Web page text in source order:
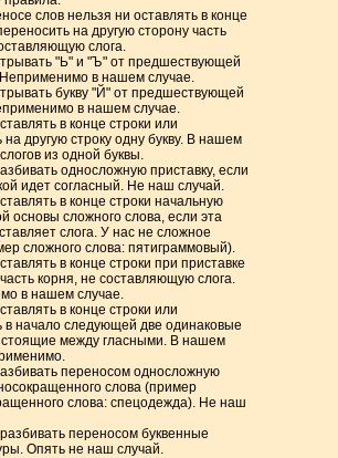
слов нельзя ни оставлять в конце
на другую сторону часть
слога.
"Ь" и "Ъ" от предшествующей
Неприменимо в нашем случае.
букву "Й" от предшествующей
в нашем случае.
в конце строки или
на другую строку одну букву. В нашем
из одной буквы.
односложную приставку, если
идет согласный. Не наш случай.
в конце строки начальную
основы сложного слова, если эта
слога. У нас не сложное
сложного слова: пятиграммовый).
в конце строки при приставке
корня, не составляющую слога.
в нашем случае.
в конце строки или
в начало следующей две одинаковые
стоящие между гласными. В нашем
переносом односложную
слова (пример
слова: спецодежда). Не наш
переносом буквенные
Опять не наш случай.